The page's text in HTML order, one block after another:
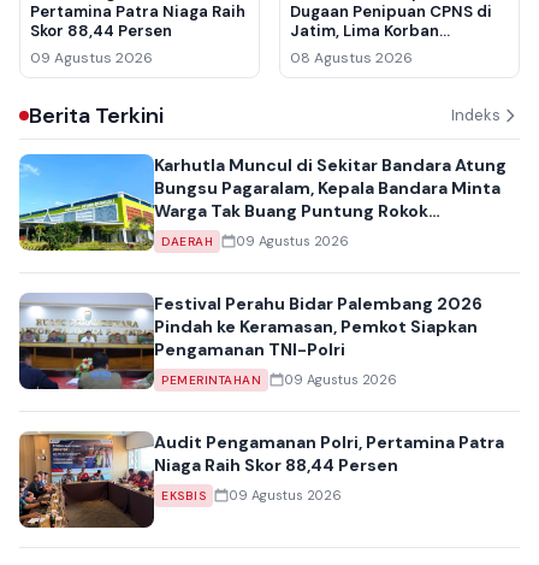
Pertamina Patra Niaga Raih
Skor 88,44 Persen
09 Agustus 2026
Dugaan Penipuan CPNS di
Jatim, Lima Korban
Pertama Rugi Rp3,5 Miliar
08 Agustus 2026
Berita Terkini Indeks
Karhutla Muncul di Sekitar Bandara Atung
Bungsu Pagaralam, Kepala Bandara Minta
Warga Tak Buang Puntung Rokok
Sembarangan
DAERAH 09 Agustus 2026
Festival Perahu Bidar Palembang 2026
Pindah ke Keramasan, Pemkot Siapkan
Pengamanan TNI-Polri
PEMERINTAHAN 09 Agustus 2026
Audit Pengamanan Polri, Pertamina Patra
Niaga Raih Skor 88,44 Persen
EKSBIS 09 Agustus 2026